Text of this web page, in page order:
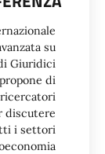
su
Giuridici
propone di
discutere
i settori